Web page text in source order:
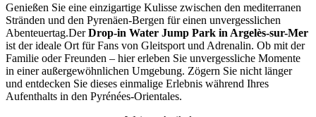
Genießen Sie eine einzigartige Kulisse zwischen den mediterranen
Stränden und den Pyrenäen-Bergen für einen unvergesslichen
Abenteuertag.DerDrop-in Water Jump Park in Argelès-sur-Mer
ist der ideale Ort für Fans von Gleitsport und Adrenalin. Ob mit der
Familie oder Freunden – hier erleben Sie unvergessliche Momente
in einer außergewöhnlichen Umgebung. Zögern Sie nicht länger
und entdecken Sie dieses einmalige Erlebnis während Ihres
Aufenthalts in den Pyrénées-Orientales.